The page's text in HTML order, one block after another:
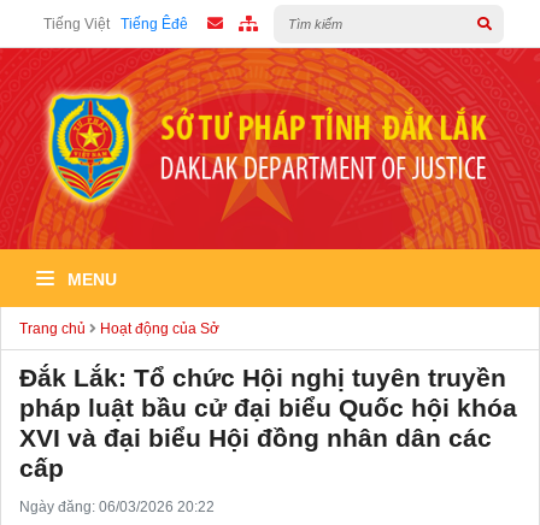
Tiếng Việt Tiếng Êđê
MENU
Trang chủ Hoạt động của Sở
Đắk Lắk: Tổ chức Hội nghị tuyên truyền
pháp luật bầu cử đại biểu Quốc hội khóa
XVI và đại biểu Hội đồng nhân dân các
cấp
Ngày đăng: 06/03/2026 20:22